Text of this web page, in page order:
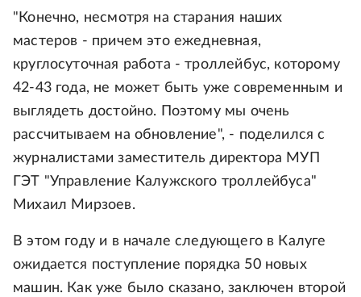
"Конечно, несмотря на старания наших
мастеров - причем это ежедневная,
круглосуточная работа - троллейбус, которому
42-43 года, не может быть уже современным и
выглядеть достойно. Поэтому мы очень
рассчитываем на обновление", - поделился с
журналистами заместитель директора МУП
ГЭТ "Управление Калужского троллейбуса"
Михаил Мирзоев.
В этом году и в начале следующего в Калуге
ожидается поступление порядка 50 новых
машин. Как уже было сказано, заключен второй